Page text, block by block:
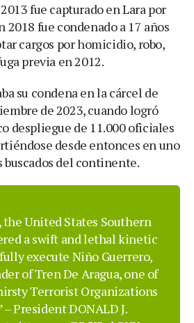
fue capturado en Lara por
fue condenado a 17 años
cargos por homicidio, robo,
previa en 2012.
su condena en la cárcel de
de 2023, cuando logró
despliegue de 11.000 oficiales
desde entonces en uno
buscados del continente.
the United States Southern
a swift and lethal kinetic
execute Niño Guerrero,
of Tren De Aragua, one of
Terrorist Organizations
President DONALD J.